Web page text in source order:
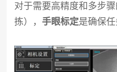
对于需要高精度和多步
拣）， 手眼标定是确保任